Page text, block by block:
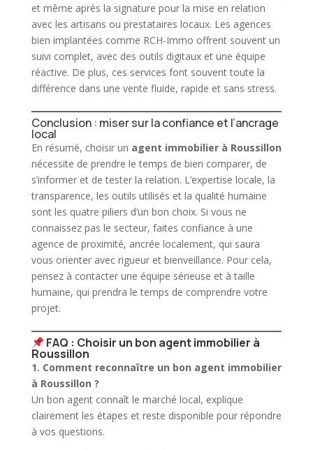
et même après la signature pour la mise en relation
avec les artisans ou prestataires locaux. Les agences
bien implantées comme RCH-Immo offrent souvent un
suivi complet, avec des outils digitaux et une équipe
réactive. De plus, ces services font souvent toute la
différence dans une vente fluide, rapide et sans stress.
Conclusion : miser sur la confiance et l’ancrage
local
En résumé, choisir un agent immobilier à Roussillon
nécessite de prendre le temps de bien comparer, de
s’informer et de tester la relation. L’expertise locale, la
transparence, les outils utilisés et la qualité humaine
sont les quatre piliers d’un bon choix. Si vous ne
connaissez pas le secteur, faites confiance à une
agence de proximité, ancrée localement, qui saura
vous orienter avec rigueur et bienveillance. Pour cela,
pensez à contacterune équipe sérieuse et à taille
humaine, qui prendra le temps de comprendre votre
projet.
FAQ : Choisir un bon agent immobilier à
Roussillon
1. Comment reconnaître un bon agent immobilier
à Roussillon ?
Un bon agent connaît le marché local, explique
clairement les étapes et reste disponible pour répondre
à vos questions.